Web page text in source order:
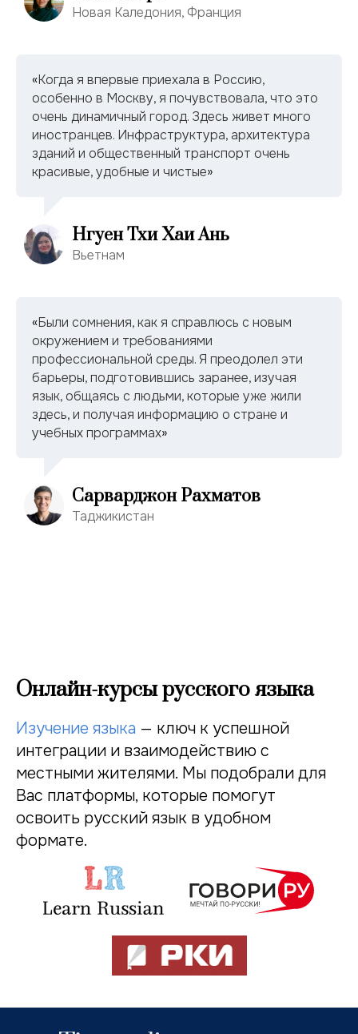
Новая Каледония, Франция
«Когда я впервые приехала в Россию,
особенно в Москву, я почувствовала, что это
очень динамичный город. Здесь живет много
иностранцев. Инфраструктура, архитектура
зданий и общественный транспорт очень
красивые, удобные и чистые»
Нгуен Тхи Хаи Ань
Вьетнам
«Были сомнения, как я справлюсь с новым
окружением и требованиями
профессиональной среды. Я преодолел эти
барьеры, подготовившись заранее, изучая
язык, общаясь с людьми, которые уже жили
здесь, и получая информацию о стране и
учебных программах»
Сарварджон Рахматов
Таджикистан
Онлайн-курсы русского языка
Изучение языка — ключ к успешной
интеграции и взаимодействию с
местными жителями. Мы подобрали для
Вас платформы, которые помогут
освоить русский язык в удобном
формате.